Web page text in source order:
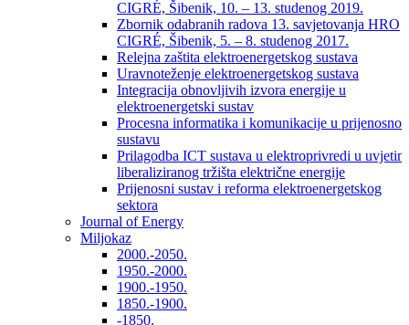
CIGRÉ, Šibenik, 10. – 13. studenog 2019.
Zbornik odabranih radova 13. savjetovanja HRO
CIGRÉ, Šibenik, 5. – 8. studenog 2017.
Relejna zaštita elektroenergetskog sustava
Uravnoteženje elektroenergetskog sustava
Integracija obnovljivih izvora energije u
elektroenergetski sustav
Procesna informatika i komunikacije u
sustavu
Prilagodba ICT sustava u elektroprivredi u
liberaliziranog tržišta električne energije
Prijenosni sustav i reforma elektroenergetskog
sektora
Journal of Energy
Miljokaz
2000.-2050.
1950.-2000.
1900.-1950.
1850.-1900.
-1850.